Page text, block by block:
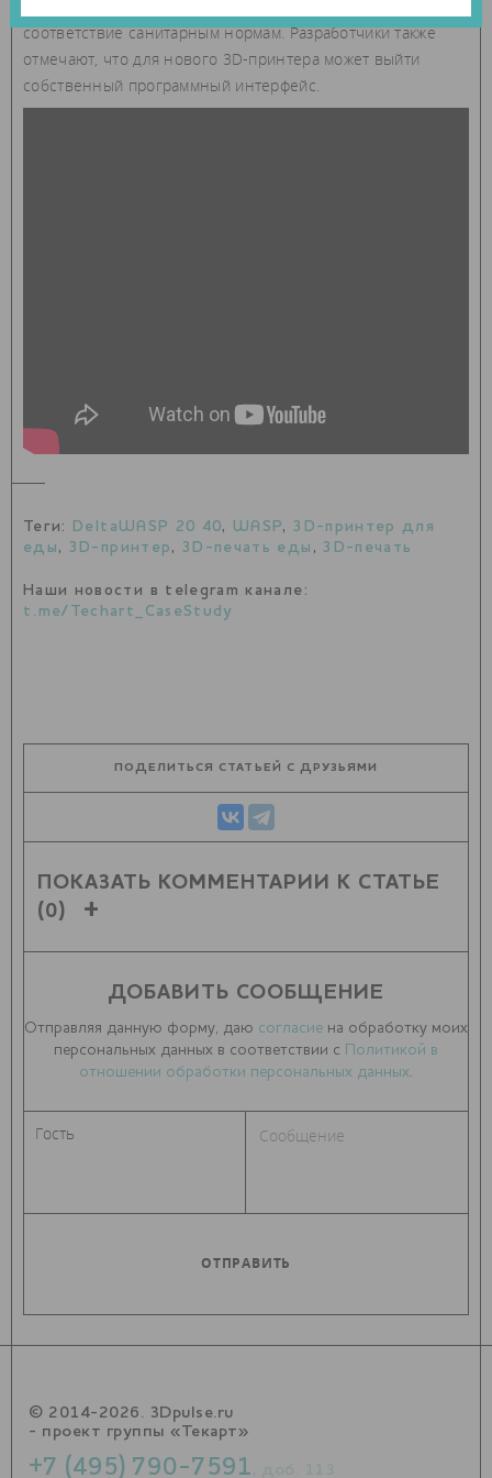
соответствие санитарным нормам. Разработчики также
отмечают, что для нового 3D-принтера может выйти
собственный программный интерфейс.
Теги: DeltaWASP 20 40, WASP,3D-принтер для
еды , 3D-принтер , 3D-печать еды ,3D-печать
Наши новости в telegram канале:
t.me/Techart_CaseStudy
ПОДЕЛИТЬСЯ СТАТЬЕЙ С ДРУЗЬЯМИ
ПОКАЗАТЬ КОММЕНТАРИИ К СТАТЬЕ
(0)
ДОБАВИТЬ СООБЩЕНИЕ
Отправляя данную форму, даю согласие на обработку моих
персональных данных в соответствии с Политикой в
отношении обработки персональных данных
© 2014-2026. 3Dpulse.ru
- проект группы «Текарт»
+7 (495) 790-7591